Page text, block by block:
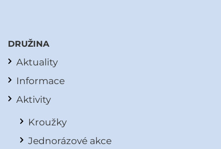
DRUŽINA
Aktuality
Informace
Aktivity
Kroužky
Jednorázové akce